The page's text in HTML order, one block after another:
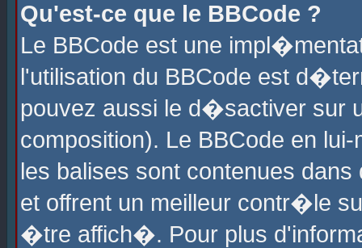
Qu'est-ce que le BBCode ?
Le BBCode est une
l'utilisation du BBCode est
pouvez aussi le d�sactiver sur
composition). Le BBCode en
les balises sont contenues
et offrent un meilleur contr�le
�tre affich�. Pour plus